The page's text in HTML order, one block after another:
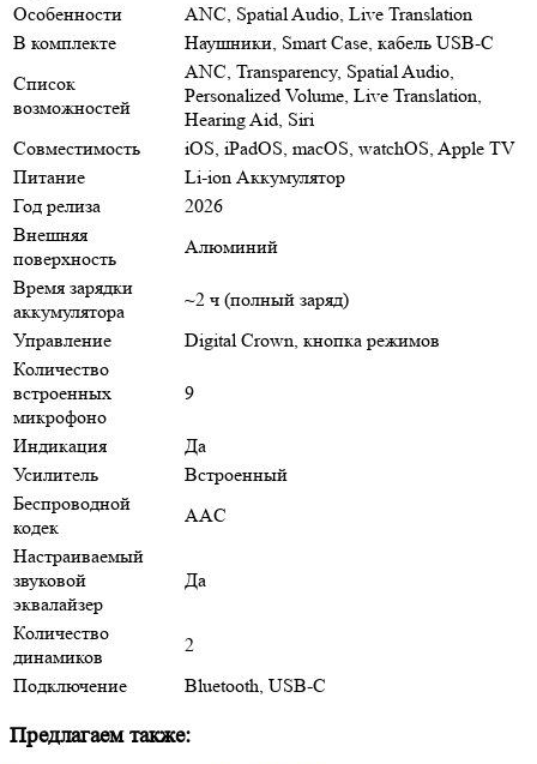
Особенности
ANC, Spatial Audio, Live Translation
В комплекте
Наушники, Smart Case, кабель USB-C
Список
возможностей
ANC, Transparency, Spatial Audio,
Personalized Volume, Live Translation,
Hearing Aid, Siri
Совместимость
iOS, iPadOS, macOS, watchOS, Apple TV
Питание
Li-ion Аккумулятор
Год релиза
2026
Внешняя
поверхность
Алюминий
Время зарядки
аккумулятора
~2 ч (полный заряд)
Управление
Digital Crown, кнопка режимов
Количество
встроенных
микрофоно
9
Индикация
Да
Усилитель
Встроенный
Беспроводной
кодек
AAC
Настраиваемый
звуковой
эквалайзер
Да
Количество
динамиков
2
Подключение
Bluetooth, USB-C
Предлагаем также: